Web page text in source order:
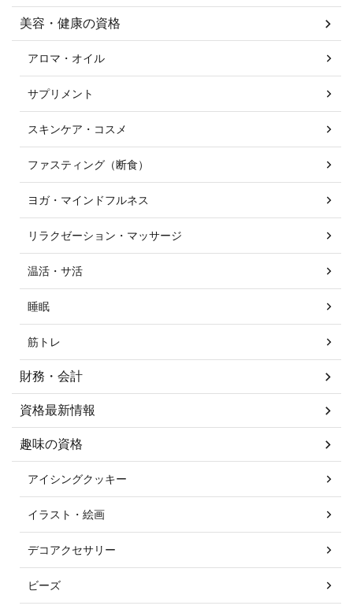
美容・健康の資格
アロマ・オイル
サプリメント
スキンケア・コスメ
ファスティング（断食）
ヨガ・マインドフルネス
リラクゼーション・マッサージ
温活・サ活
睡眠
筋トレ
財務・会計
資格最新情報
趣味の資格
アイシングクッキー
イラスト・絵画
デコアクセサリー
ビーズ